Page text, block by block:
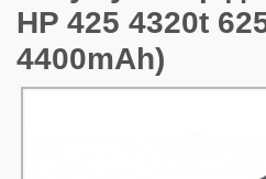
HP 425 4320t
4400mAh)